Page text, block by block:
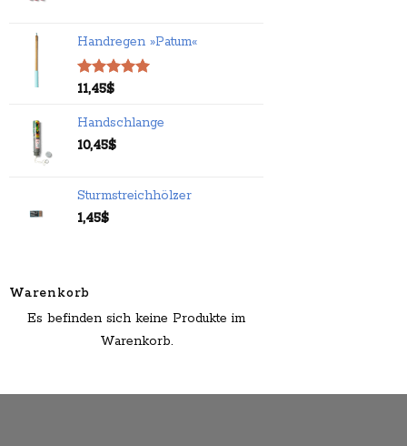
Handregen »Patum«
Bewertet
von 5
11,45$
Handschlange
10,45$
Sturmstreichhölzer
1,45$
Warenkorb
Es befinden sich keine Produkte im
Warenkorb.